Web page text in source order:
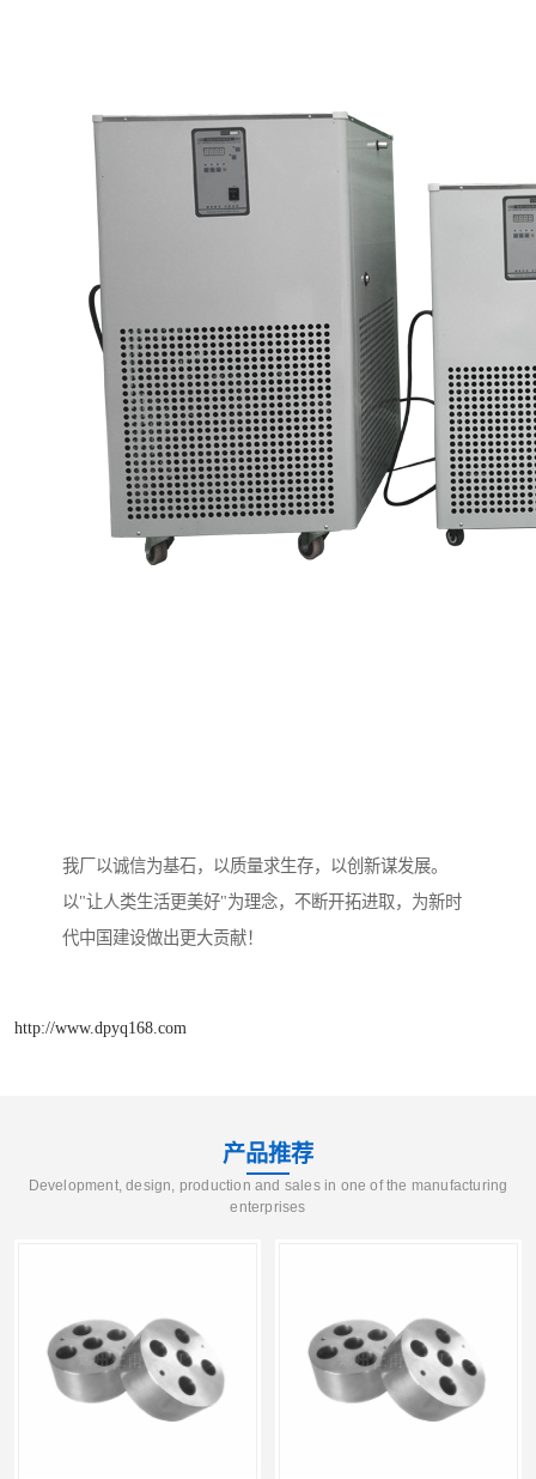
我厂以诚信为基石，以质量求生存，以创新谋发展。
以"让人类生活更美好"为理念，不断开拓进取，为新时
代中国建设做出更大贡献！
http://www.dpyq168.com
产品推荐
Development, design, production and sales in one of the manufacturing
enterprises